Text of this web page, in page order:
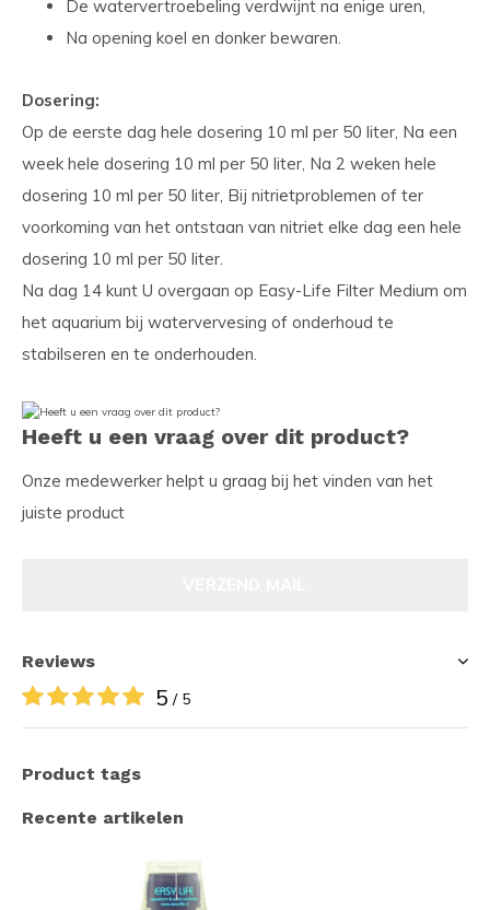
De watervertroebeling verdwijnt na enige uren,
Na opening koel en donker bewaren.
Dosering:
Op de eerste dag hele dosering 10 ml per 50 liter, Na een
week hele dosering 10 ml per 50 liter, Na 2 weken hele
dosering 10 ml per 50 liter, Bij nitrietproblemen of ter
voorkoming van het ontstaan van nitriet elke dag een hele
dosering 10 ml per 50 liter.
Na dag 14 kunt U overgaan op Easy-Life Filter Medium om
het aquarium bij watervervesing of onderhoud te
stabilseren en te onderhouden.
Heeft u een vraag over dit product?
Onze medewerker helpt u graag bij het vinden van het
juiste product
Reviews
5 / 5
Product tags
Recente artikelen